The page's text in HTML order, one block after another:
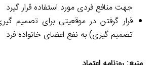
جهت منافع فردی مورد استفاده قرار گیرد
قرار گرفتن در موقعیتی برای تصمیم
تصمیم گیری) به نفع اعضای خانواده فرد